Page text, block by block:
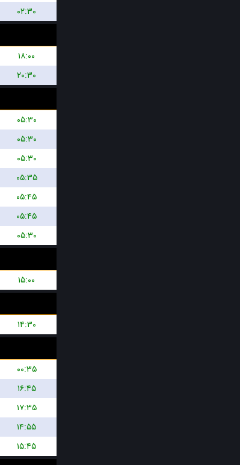
۰۲:۳۰
۱۸:۰۰
۲۰:۳۰
۰۵:۳۰
۰۵:۳۰
۰۵:۳۰
۰۵:۳۵
۰۵:۴۵
۰۵:۴۵
۰۵:۳۰
۱۵:۰۰
۱۴:۳۰
۰۰:۳۵
۱۶:۴۵
۱۷:۳۵
۱۴:۵۵
۱۵:۴۵